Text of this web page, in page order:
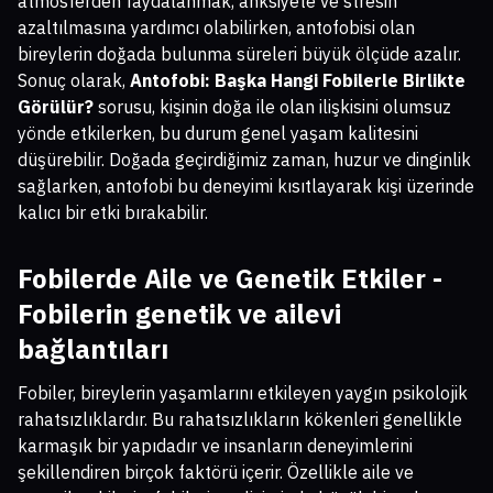
azaltılmasına yardımcı olabilirken, antofobisi olan
bireylerin doğada bulunma süreleri büyük ölçüde azalır.
Sonuç olarak, Antofobi: Başka Hangi Fobilerle Birlikte
Görülür? sorusu, kişinin doğa ile olan ilişkisini olumsuz
yönde etkilerken, bu durum genel yaşam kalitesini
düşürebilir. Doğada geçirdiğimiz zaman, huzur ve dinginlik
sağlarken, antofobi bu deneyimi kısıtlayarak kişi üzerinde
kalıcı bir etki bırakabilir.
Fobilerde Aile ve Genetik Etkiler -
Fobilerin genetik ve ailevi
bağlantıları
Fobiler, bireylerin yaşamlarını etkileyen yaygın psikolojik
rahatsızlıklardır. Bu rahatsızlıkların kökenleri genellikle
karmaşık bir yapıdadır ve insanların deneyimlerini
şekillendiren birçok faktörü içerir. Özellikle aile ve